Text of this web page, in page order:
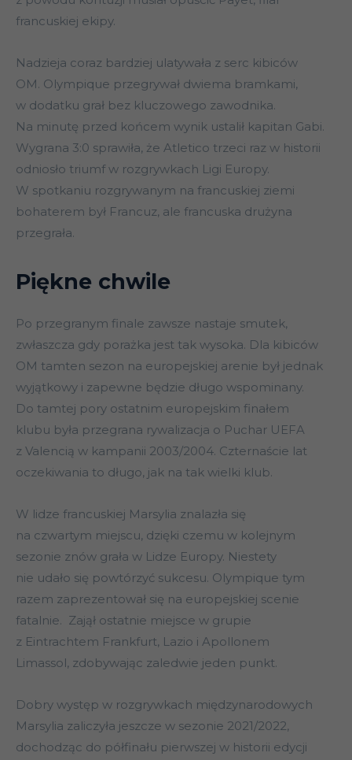
francuskiej ekipy.
Nadzieja coraz bardziej ulatywała z serc kibiców
OM. Olympique przegrywał dwiema bramkami,
w dodatku grał bez kluczowego zawodnika.
Na minutę przed końcem wynik ustalił kapitan Gabi.
Wygrana 3:0 sprawiła, że Atletico trzeci raz w historii
odniosło triumf w rozgrywkach Ligi Europy.
W spotkaniu rozgrywanym na francuskiej ziemi
bohaterem był Francuz, ale francuska drużyna
przegrała.
Piękne chwile
Po przegranym finale zawsze nastaje smutek,
zwłaszcza gdy porażka jest tak wysoka. Dla kibiców
OM tamten sezon na europejskiej arenie był jednak
wyjątkowy i zapewne będzie długo wspominany.
Do tamtej pory ostatnim europejskim finałem
klubu była przegrana rywalizacja o Puchar UEFA
z Valencią w kampanii 2003/2004. Czternaście lat
oczekiwania to długo, jak na tak wielki klub.
W lidze francuskiej Marsylia znalazła się
na czwartym miejscu, dzięki czemu w kolejnym
sezonie znów grała w Lidze Europy. Niestety
nie udało się powtórzyć sukcesu. Olympique tym
razem zaprezentował się na europejskiej scenie
fatalnie. Zajął ostatnie miejsce w grupie
z Eintrachtem Frankfurt, Lazio i Apollonem
Limassol, zdobywając zaledwie jeden punkt.
Dobry występ w rozgrywkach międzynarodowych
Marsylia zaliczyła jeszcze w sezonie 2021/2022,
dochodząc do półfinału pierwszej w historii edycji